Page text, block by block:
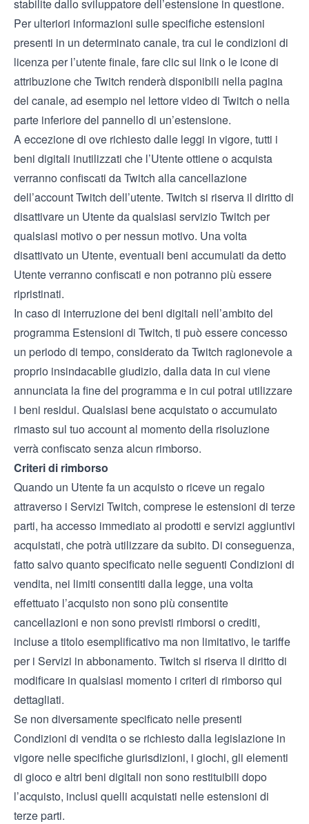
stabilite dallo sviluppatore dell’estensione in questione.
Per ulteriori informazioni sulle specifiche estensioni
presenti in un determinato canale, tra cui le condizioni di
licenza per l’utente finale, fare clic sui link o le icone di
attribuzione che Twitch renderà disponibili nella pagina
del canale, ad esempio nel lettore video di Twitch o nella
parte inferiore del pannello di un’estensione.
A eccezione di ove richiesto dalle leggi in vigore, tutti i
beni digitali inutilizzati che l’Utente ottiene o acquista
verranno confiscati da Twitch alla cancellazione
dell’account Twitch dell’utente. Twitch si riserva il diritto di
disattivare un Utente da qualsiasi servizio Twitch per
qualsiasi motivo o per nessun motivo. Una volta
disattivato un Utente, eventuali beni accumulati da detto
Utente verranno confiscati e non potranno più essere
ripristinati.
In caso di interruzione dei beni digitali nell’ambito del
programma Estensioni di Twitch, ti può essere concesso
un periodo di tempo, considerato da Twitch ragionevole a
proprio insindacabile giudizio, dalla data in cui viene
annunciata la fine del programma e in cui potrai utilizzare
i beni residui. Qualsiasi bene acquistato o accumulato
rimasto sul tuo account al momento della risoluzione
verrà confiscato senza alcun rimborso.
Criteri di rimborso
Quando un Utente fa un acquisto o riceve un regalo
attraverso i Servizi Twitch, comprese le estensioni di terze
parti, ha accesso immediato ai prodotti e servizi aggiuntivi
acquistati, che potrà utilizzare da subito. Di conseguenza,
fatto salvo quanto specificato nelle seguenti Condizioni di
vendita, nei limiti consentiti dalla legge, una volta
effettuato l’acquisto non sono più consentite
cancellazioni e non sono previsti rimborsi o crediti,
incluse a titolo esemplificativo ma non limitativo, le tariffe
per i Servizi in abbonamento. Twitch si riserva il diritto di
modificare in qualsiasi momento i criteri di rimborso qui
dettagliati.
Se non diversamente specificato nelle presenti
Condizioni di vendita o se richiesto dalla legislazione in
vigore nelle specifiche giurisdizioni, i giochi, gli elementi
di gioco e altri beni digitali non sono restituibili dopo
l’acquisto, inclusi quelli acquistati nelle estensioni di
terze parti.